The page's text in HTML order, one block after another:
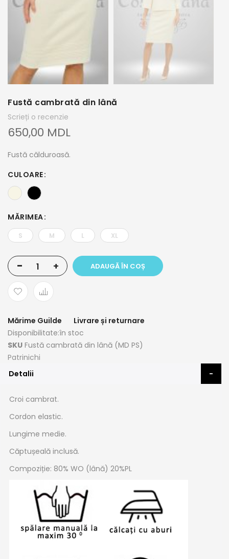
Fustă cambrată din lână
Scrieți o recenzie
650,00 MDL
Fustă călduroasă.
CULOARE
MĂRIMEA
S M L XL
- + ADAUGĂ ÎN COȘ
Mărime Guilde
Livrare și returnare
Disponibilitate:în stoc
SKU Fustă cambrată din lână (MD PS)
Patrinichi
Detalii
Croi cambrat.
Cordon elastic.
Lungime medie.
Căptușeală inclusă.
Compoziție: 80% WO (lână) 20%PL